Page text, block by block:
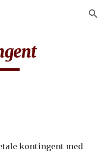
Skip to navigation
kontingent med